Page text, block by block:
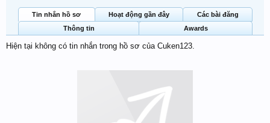
Tin nhắn hồ sơ Hoạt động gần đây
Các bài đăng
Thông tin
Awards
Hiện tại không có tin nhắn trong hồ sơ của Cuken123.